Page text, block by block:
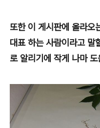
또한 이 게시판에 올라오
대표 하는 사람이라고 말
로 알리기에 작게 나마